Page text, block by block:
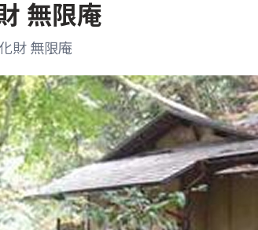
無限庵
財 無限庵